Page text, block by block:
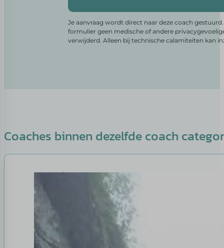
Je aanvraag wordt direct naar deze coach
formulier geen medische of andere
verwijderd. Alleen bij technische calamiteiten kan
Coaches binnen dezelfde coach